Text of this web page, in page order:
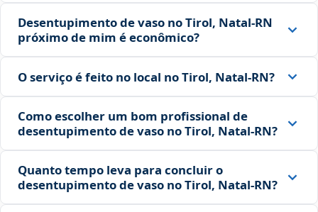
Desentupimento de vaso no Tirol, Natal‑RN
próximo de mim é econômico?
O serviço é feito no local no Tirol, Natal‑RN?
Como escolher um bom profissional de
desentupimento de vaso no Tirol, Natal‑RN?
Quanto tempo leva para concluir o
desentupimento de vaso no Tirol, Natal‑RN?